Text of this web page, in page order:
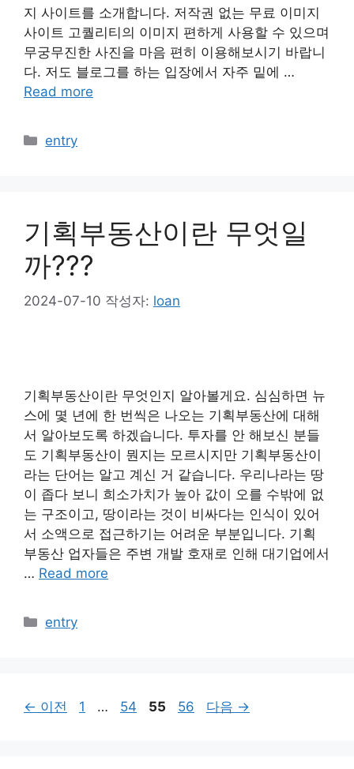
지 사이트를 소개합니다. 저작권 없는 무료 이미지
사이트 고퀄리티의 이미지 편하게 사용할 수 있으며
무궁무진한 사진을 마음 편히 이용해보시기 바랍니
다. 저도 블로그를 하는 입장에서 자주 밑에 …
Read more
카
entry
기획부동산이란 무엇일
까???
2024-07-10 작성자: loan
기획부동산이란 무엇인지 알아볼게요. 심심하면 뉴
스에 몇 년에 한 번씩은 나오는 기획부동산에 대해
서 알아보도록 하겠습니다. 투자를 안 해보신 분들
도 기획부동산이 뭔지는 모르시지만 기획부동산이
라는 단어는 알고 계신 거 같습니다. 우리나라는 땅
이 좁다 보니 희소가치가 높아 값이 오를 수밖에 없
는 구조이고, 땅이라는 것이 비싸다는 인식이 있어
서 소액으로 접근하기는 어려운 부분입니다. 기획
부동산 업자들은 주변 개발 호재로 인해 대기업에서
… Read more
카
entry
← 이전
페
1 …
페
54
페
55
페
56 다음 →